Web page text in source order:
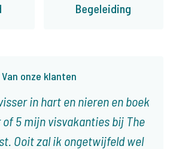
Van onze klanten
in hart en nieren en boek
of 5 mijn visvakanties bij The
Ooit zal ik ongetwijfeld wel
Begeleiding